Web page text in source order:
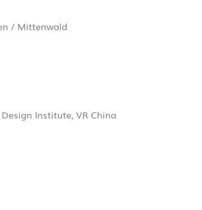
/ Mittenwald
Institute, VR China